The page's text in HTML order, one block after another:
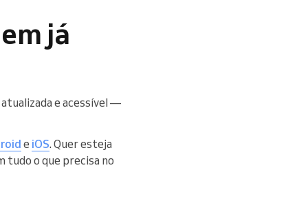
já
e acessível —
e iOS. Quer esteja
tudo o que precisa no